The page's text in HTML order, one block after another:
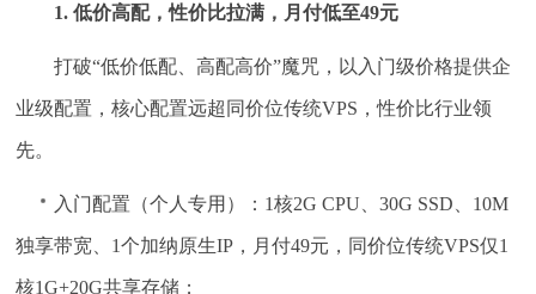
1. 低价高配，性价比拉满，月付低至49元
打破“低价低配、高配高价”魔咒，以入门级价格提供企
业级配置，核心配置远超同价位传统VPS，性价比行业领
先。
入门配置（个人专用）：1核2G CPU、30G SSD、10M
独享带宽、1个加纳原生IP，月付49元，同价位传统VPS仅1
核1G+20G共享存储；